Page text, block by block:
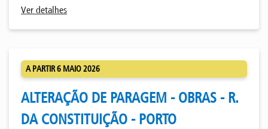
Ver detalhes
A PARTIR 6 MAIO 2026
ALTERAÇÃO DE PARAGEM - OBRAS - R.
DA CONSTITUIÇÃO - PORTO